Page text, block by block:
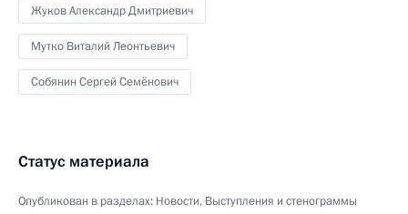
Жуков Александр Дмитриевич
Мутко Виталий Леонтьевич
Собянин Сергей Семёнович
Статус материала
Опубликован в разделах: Новости, Выступления и стенограммы